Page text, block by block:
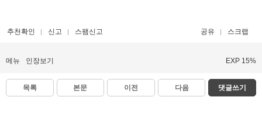
추천확인 신고 스팸신고 공유 스크랩
메뉴 인장보기 EXP 15%
목록 본문 이전 다음 댓글쓰기